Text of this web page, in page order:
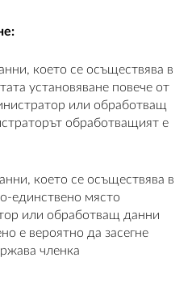
което се осъществява в
установяване повече от
или обработващ
обработващият е
което се осъществява в
единствено място
или обработващ данни
е вероятно да засегне
членка